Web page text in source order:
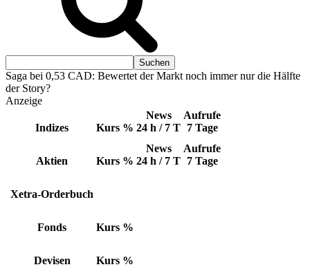
Saga bei 0,53 CAD: Bewertet der Markt noch immer nur die Hälfte
der Story?
Anzeige
Indizes Kurs %
News
24 h / 7 T
Aufrufe
7 Tage
Aktien Kurs %
News
24 h / 7 T
Aufrufe
7 Tage
Xetra-Orderbuch
Fonds Kurs %
Devisen Kurs %